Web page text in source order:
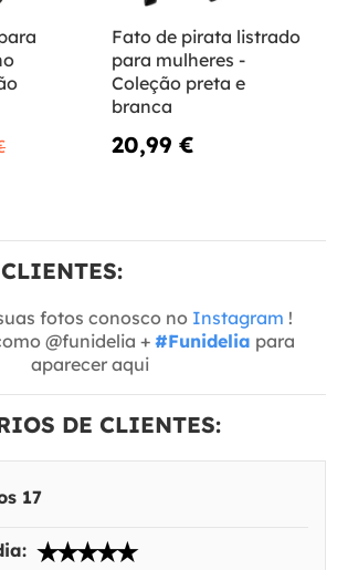
Fato de pirata listrado
para mulheres -
Coleção preta e
branca
20,99 €
fotos conosco no Instagram !
@funidelia + #Funidelia para
aparecer aqui
DE CLIENTES:
17